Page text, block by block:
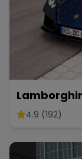
4.9 (192)